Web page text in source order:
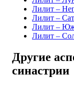
Лилит –
Лилит –
Лилит –
Лилит –
Другие
синастрии